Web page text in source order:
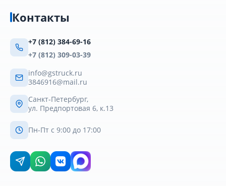
Контакты
+7 (812) 384-69-16
+7 (812) 309-03-39
info@gstruck.ru
3846916@mail.ru
Санкт-Петербург,
ул. Предпортовая 6, к.13
Пн-Пт с 9:00 до 17:00